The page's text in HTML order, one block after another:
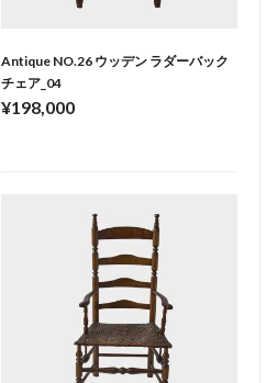
Antique NO.26 ウッデン ラダーバック
チェア_04
¥198,000